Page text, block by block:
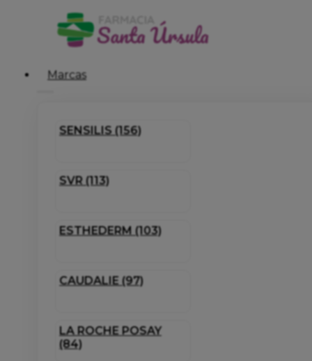
Marcas
SENSILIS (156)
SVR (113)
ESTHEDERM (103)
CAUDALIE (97)
LA ROCHE POSAY
(84)